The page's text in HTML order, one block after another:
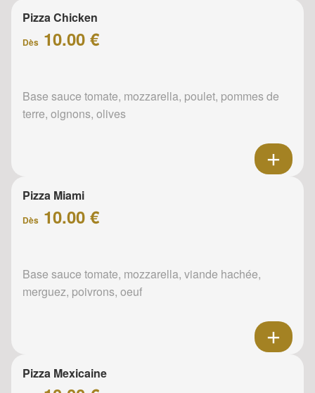
Pizza Chicken
Dès 10.00 €
Base sauce tomate, mozzarella, poulet, pommes de
terre, oignons, olives
Pizza Miami
Dès 10.00 €
Base sauce tomate, mozzarella, viande hachée,
merguez, poivrons, oeuf
Pizza Mexicaine